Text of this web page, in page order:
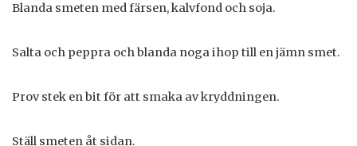
Blanda smeten med färsen, kalvfond och soja.
Salta och peppra och blanda noga ihop till en jämn smet.
Prov stek en bit för att smaka av kryddningen.
Ställ smeten åt sidan.